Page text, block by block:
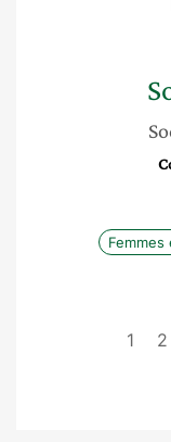
1 2